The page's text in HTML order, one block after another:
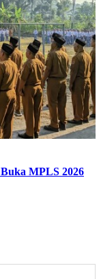
MPLS 2026